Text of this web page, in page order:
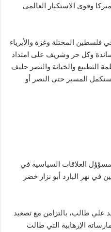
وقوى الاستكبار العالمي
فلسطين المحتلة وغزة والأبرياء
وكل حر وشريف على امتداد
التطبيع والخيانة والنصر حليف
سنكمل المسير حتى النصر أو
العلاقات السياسية في
في نهر البارد أبو نزار خضر
علي طالب، بالتزامن مع تصعيد
الإرهابية التي طالت